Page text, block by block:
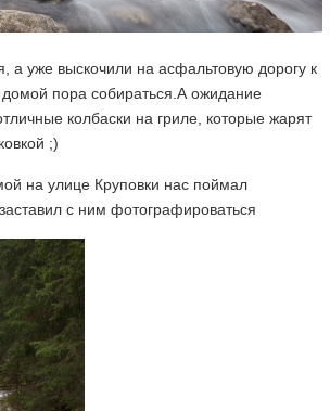
а уже выскочили на асфальтовую дорогу к
пора собираться.А ожидание
колбаски на гриле, которые жарят
;)
на улице Круповки нас поймал
с ним фотографироваться